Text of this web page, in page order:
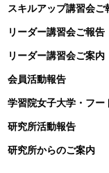
スキルアップ講習会ご
リーダー講習会ご報告
リーダー講習会ご案内
会員活動報告
学習院女子大学・フー
研究所活動報告
研究所からのご案内